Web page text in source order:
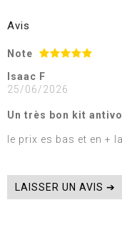
Avis
Note
Isaac F
25/06/2026
Un très bon kit antivol
le prix es bas et en +
LAISSER UN AVIS ➔